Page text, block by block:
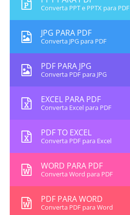
Converta PPT e PPTX para PDF
JPG PARA PDF
Converta JPG para PDF
PDF PARA JPG
Converta PDF para JPG
EXCEL PARA PDF
Converta Excel para PDF
PDF TO EXCEL
Converta PDF para Excel
WORD PARA PDF
Converta Word para PDF
PDF PARA WORD
Converta PDF para Word